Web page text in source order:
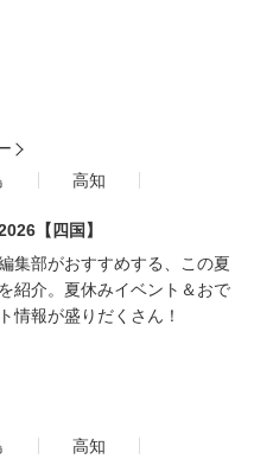
高知
【四国】
集部がおすすめする、この夏
紹介。夏休みイベント＆おで
情報が盛りだくさん！
高知